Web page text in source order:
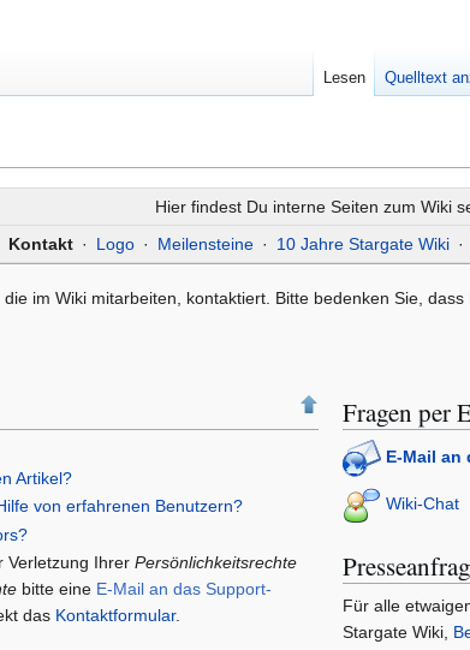
Hier findest Du interne Seiten zum Wiki
Kontakt· Logo· Meilensteine· 10 Jahre Stargate Wiki·
im Wiki mitarbeiten, kontaktiert. Bitte bedenken Sie,
Artikel?
von erfahrenen Benutzern?
Verletzung IhrerPersönlichkeitsrechte
bitte eine E-Mail an das Support-
das Kontaktformular.
Fragen per
E-Mail an
Wiki-Chat
Für alle
Stargate Wiki,
Lesen Quelltext